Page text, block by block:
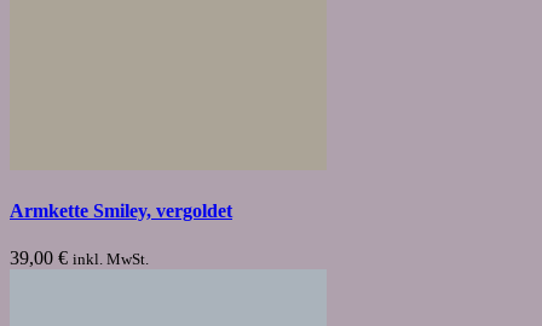
Armkette Smiley, vergoldet
39,00 € inkl. MwSt.